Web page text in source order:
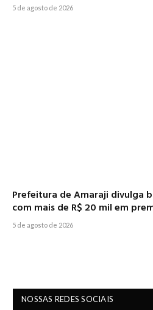
5 de agosto de 2026
Prefeitura de Amaraji divulga
com mais de R$ 20 mil em
5 de agosto de 2026
NOSSAS REDES SOCIAIS